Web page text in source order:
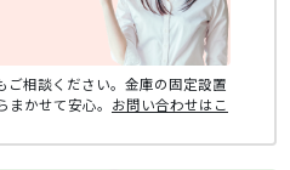
ご相談ください。金庫の固定設置
かせて安心。 お問い合わせはこ